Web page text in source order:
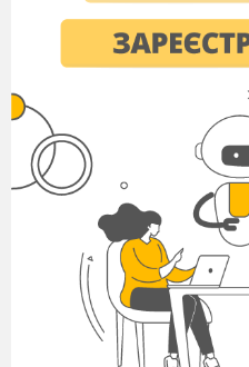
56
Віднімання виду
45-27.
трудівниці.
58
Коло. Круг.
Центр кола,
круга.
Час. Година.
Хвилина.
Визначення часу
за годинником.